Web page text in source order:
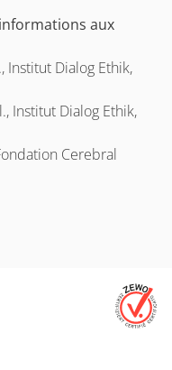
aux
Dialog Ethik,
Institut Dialog Ethik,
Cerebral